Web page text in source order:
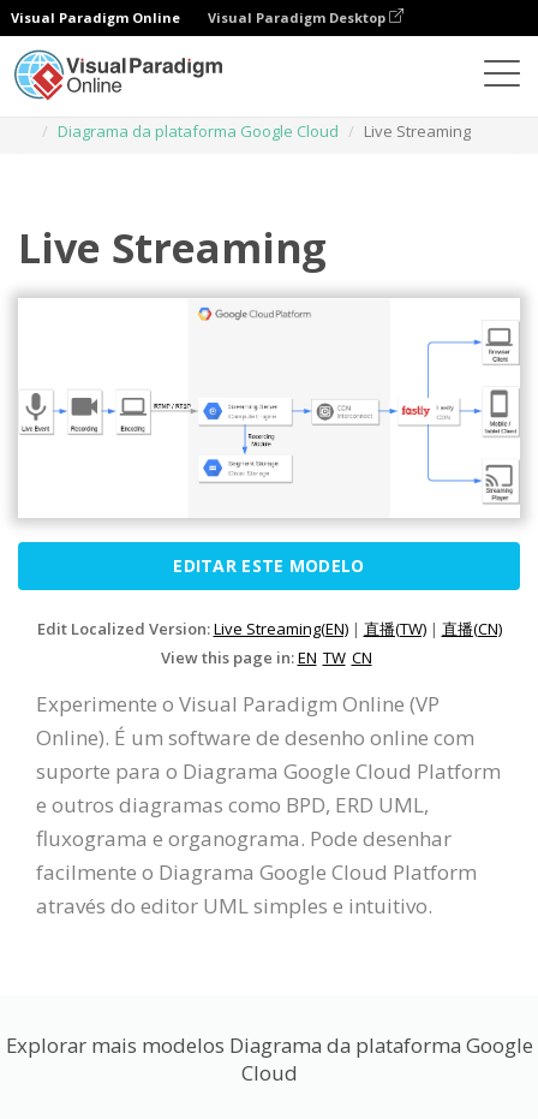
Visual Paradigm Online Visual Paradigm Desktop
Diagrama da plataforma Google Cloud
Live Streaming
Live Streaming
EDITAR ESTE MODELO
Edit Localized Version:Live Streaming(EN)| 直播(TW)| 直播(CN)
View this page in:EN TW CN
Experimente o Visual Paradigm Online (VP
Online). É um software de desenho online com
suporte para o Diagrama Google Cloud Platform
e outros diagramas como BPD, ERD UML,
fluxograma e organograma. Pode desenhar
facilmente o Diagrama Google Cloud Platform
através do editor UML simples e intuitivo.
Explorar mais modelos Diagrama da plataforma Google
Cloud